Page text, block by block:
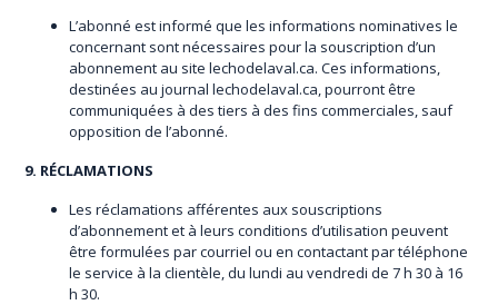
L’abonné est informé que les informations nominatives le
concernant sont nécessaires pour la souscription d’un
abonnement au site lechodelaval.ca. Ces informations,
destinées au journal lechodelaval.ca, pourront être
communiquées à des tiers à des fins commerciales, sauf
opposition de l’abonné.
9. RÉCLAMATIONS
Les réclamations afférentes aux souscriptions
d’abonnement et à leurs conditions d’utilisation peuvent
être formulées par courriel ou en contactant par téléphone
le service à la clientèle, du lundi au vendredi de 7 h 30 à 16
h 30.